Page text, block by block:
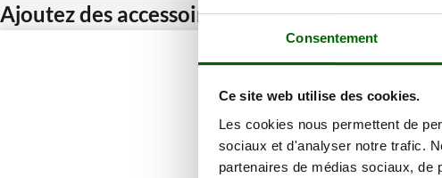
Consentement
Ce site web utilise des cookies.
Les cookies nous permettent de
sociaux et d'analyser notre trafic.
partenaires de médias sociaux, de
Ajoutez des accessoires et bénéficiez d’une